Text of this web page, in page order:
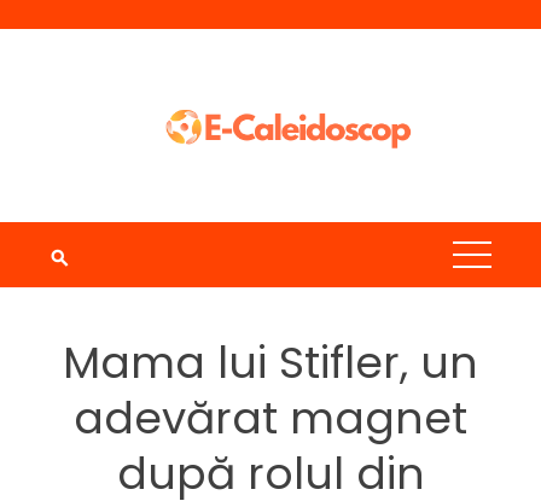
Mama lui Stifler, un
adevărat magnet
după rolul din